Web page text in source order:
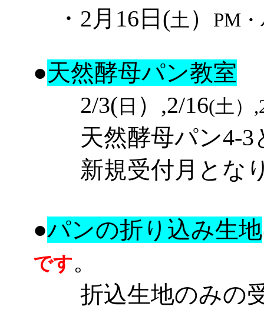
・ 2月16日 (土 ） PM
●天然酵母パン教室
2/3( 日 ）,2/16(土 ）,
天然酵母パン4-3
新規受付月とな
●パンの折り込み生地
です。
折込生地のみの